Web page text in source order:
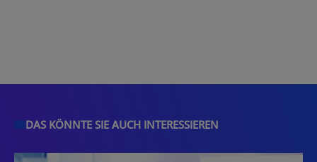
DAS KÖNNTE SIE AUCH INTERESSIEREN